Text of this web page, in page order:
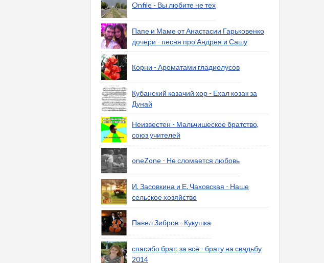
Onfile - Вы любите не тех
Папе и Маме от Анастасии Гарьковенко
дочери - песня про Андрея и Сашу
Корни - Ароматами гладиолусов
Кубанский казачий хор - Ехал козак за
Дунай
Неизвестен - Мальчишеское братство,
союз учителей
oneZone - Не сломается любовь
И. Засовкина и Е. Чаховская - Наше
сельское хозяйство
Павел Зибров - Кукушка
спасибо брат, за всё - брату на свадьбу
2014